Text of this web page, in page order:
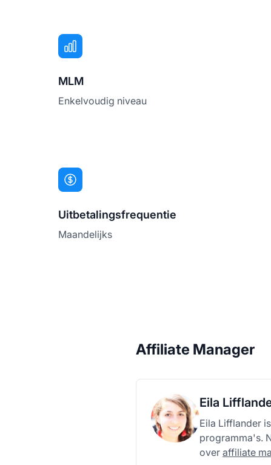
MLM
Enkelvoudig niveau
Uitbetalingsfrequentie
Maandelijks
Affiliate Manager
Eila
Eila Lifflander
programma's.
over affiliate